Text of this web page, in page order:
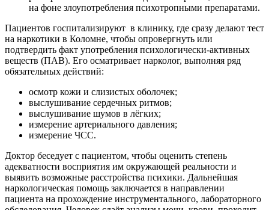
на фоне злоупотребления психотропными препаратами.
Пациентов госпитализируют в клинику, где сразу делают тест
на наркотики в Коломне, чтобы опровергнуть или
подтвердить факт употребления психологически-активных
веществ (ПАВ). Его осматривает нарколог, выполняя ряд
обязательных действий:
осмотр кожи и слизистых оболочек;
выслушивание сердечных ритмов;
выслушивание шумов в лёгких;
измерение артериального давления;
измерение ЧСС.
Доктор беседует с пациентом, чтобы оценить степень
адекватности восприятия им окружающей реальности и
выявить возможные расстройства психики. Дальнейшая
наркологическая помощь заключается в направлении
пациента на прохождение инструментального, лабораторного